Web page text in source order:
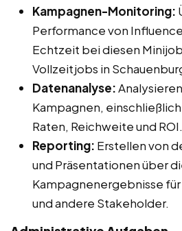
Kampagnen-Monitoring:
Performance von
Echtzeit bei diesen
Vollzeitjobs in
Datenanalyse:
Kampagnen,
Raten, Reichweite und ROI.
Reporting: Erstellen von
und Präsentationen über
Kampagnenergebnisse
und andere Stakeholder.